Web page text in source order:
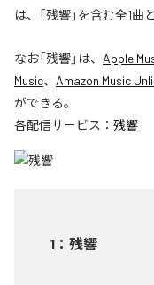
は、「残響」を含む全1曲
なお「残響」は、 Apple
Music、 Amazon Music
ができる。
各配信サービス： 残響
1 ： 残響